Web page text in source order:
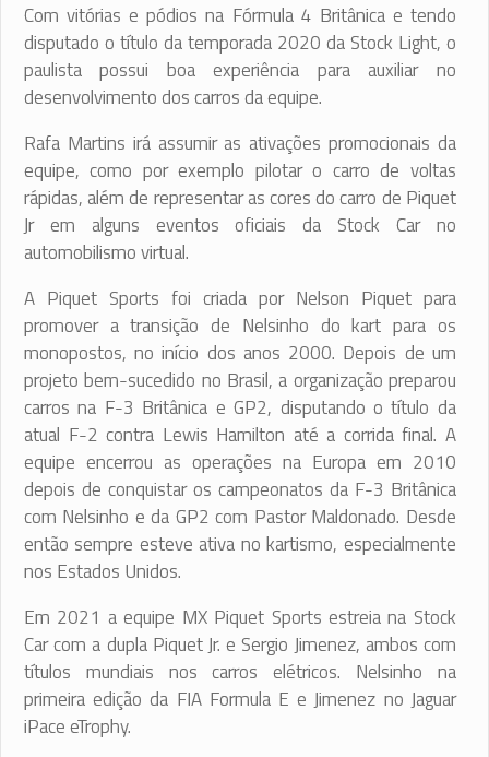
Com vitórias e pódios na Fórmula 4 Britânica e tendo
disputado o título da temporada 2020 da Stock Light, o
paulista possui boa experiência para auxiliar no
desenvolvimento dos carros da equipe.
Rafa Martins irá assumir as ativações promocionais da
equipe, como por exemplo pilotar o carro de voltas
rápidas, além de representar as cores do carro de Piquet
Jr em alguns eventos oficiais da Stock Car no
automobilismo virtual.
A Piquet Sports foi criada por Nelson Piquet para
promover a transição de Nelsinho do kart para os
monopostos, no início dos anos 2000. Depois de um
projeto bem-sucedido no Brasil, a organização preparou
carros na F-3 Britânica e GP2, disputando o título da
atual F-2 contra Lewis Hamilton até a corrida final. A
equipe encerrou as operações na Europa em 2010
depois de conquistar os campeonatos da F-3 Britânica
com Nelsinho e da GP2 com Pastor Maldonado. Desde
então sempre esteve ativa no kartismo, especialmente
nos Estados Unidos.
Em 2021 a equipe MX Piquet Sports estreia na Stock
Car com a dupla Piquet Jr. e Sergio Jimenez, ambos com
títulos mundiais nos carros elétricos. Nelsinho na
primeira edição da FIA Formula E e Jimenez no Jaguar
iPace eTrophy.